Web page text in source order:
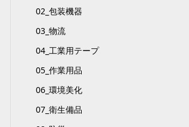
02_包装機器
03_物流
04_工業用テープ
05_作業用品
06_環境美化
07_衛生備品